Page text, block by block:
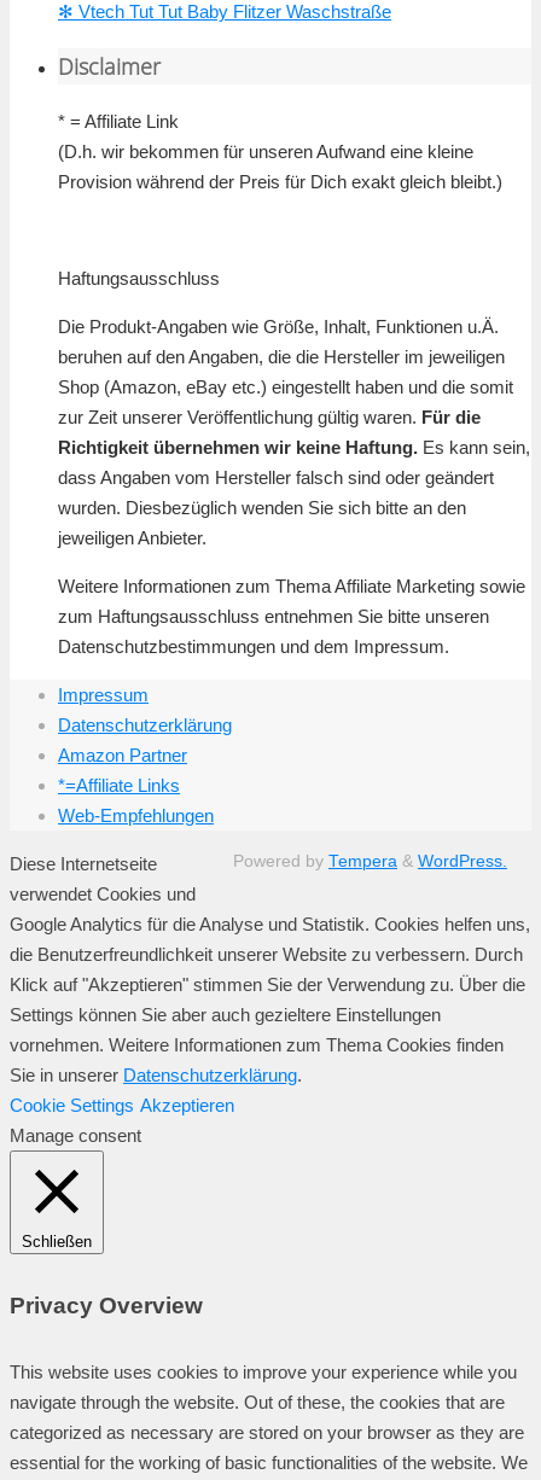
✻ Vtech Tut Tut Baby Flitzer Waschstraße
Disclaimer
* = Affiliate Link
(D.h. wir bekommen für unseren Aufwand eine kleine
Provision während der Preis für Dich exakt gleich bleibt.)
Haftungsausschluss
Die Produkt-Angaben wie Größe, Inhalt, Funktionen u.Ä.
beruhen auf den Angaben, die die Hersteller im jeweiligen
Shop (Amazon, eBay etc.) eingestellt haben und die somit
zur Zeit unserer Veröffentlichung gültig waren. Für die
Richtigkeit übernehmen wir keine Haftung. Es kann sein,
dass Angaben vom Hersteller falsch sind oder geändert
wurden. Diesbezüglich wenden Sie sich bitte an den
jeweiligen Anbieter.
Weitere Informationen zum Thema Affiliate Marketing sowie
zum Haftungsausschluss entnehmen Sie bitte unseren
Datenschutzbestimmungen und dem Impressum.
Impressum
Datenschutzerklärung
Amazon Partner
*=Affiliate Links
Web-Empfehlungen
Powered by Tempera & WordPress.
Diese Internetseite
verwendet Cookies und
Google Analytics für die Analyse und Statistik. Cookies helfen uns,
die Benutzerfreundlichkeit unserer Website zu verbessern. Durch
Klick auf "Akzeptieren" stimmen Sie der Verwendung zu. Über die
Settings können Sie aber auch gezieltere Einstellungen
vornehmen. Weitere Informationen zum Thema Cookies finden
Sie in unserer Datenschutzerklärung.
Cookie Settings Akzeptieren
Manage consent
Schließen
Privacy Overview
This website uses cookies to improve your experience while you
navigate through the website. Out of these, the cookies that are
categorized as necessary are stored on your browser as they are
essential for the working of basic functionalities of the website. We